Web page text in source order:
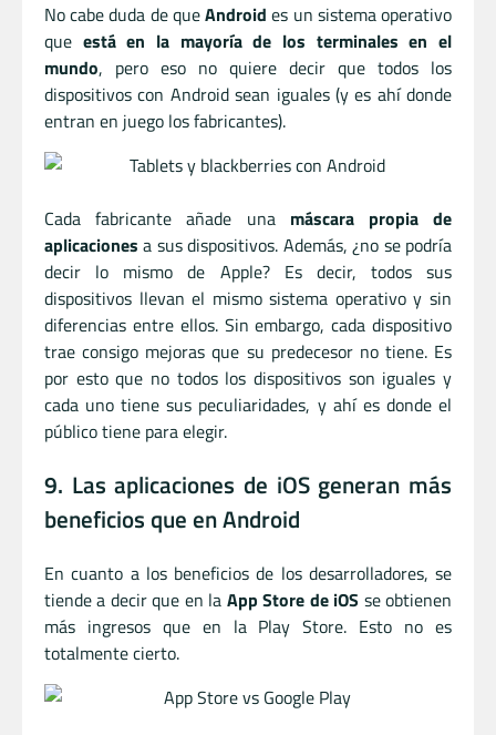
No cabe duda de queAndroid es un sistema operativo
que está en la mayoría de los terminales en el
mundo, pero eso no quiere decir que todos los
dispositivos con Android sean iguales (y es ahí donde
entran en juego los fabricantes).
Cada fabricante añade una máscara propia de
aplicaciones a sus dispositivos. Además, ¿no se podría
decir lo mismo de Apple? Es decir, todos sus
dispositivos llevan el mismo sistema operativo y sin
diferencias entre ellos. Sin embargo, cada dispositivo
trae consigo mejoras que su predecesor no tiene. Es
por esto que no todos los dispositivos son iguales y
cada uno tiene sus peculiaridades, y ahí es donde el
público tiene para elegir.
9. Las aplicaciones de iOS generan más
beneficios que en Android
En cuanto a los beneficios de los desarrolladores, se
tiende a decir que en la App Store de iOS se obtienen
más ingresos que en la Play Store. Esto no es
totalmente cierto.